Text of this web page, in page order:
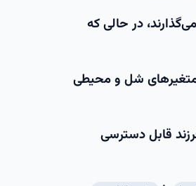
در حالی که
شل و محیطی
قابل دسترسی